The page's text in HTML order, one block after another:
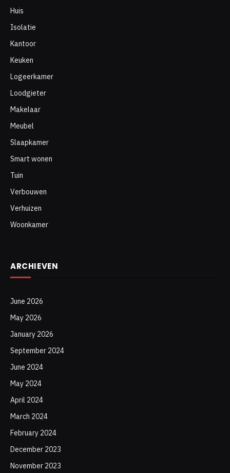
Huis
Isolatie
Kantoor
Keuken
Logeerkamer
Loodgieter
Makelaar
Meubel
Slaapkamer
Smart wonen
Tuin
Verbouwen
Verhuizen
Woonkamer
ARCHIEVEN
June 2026
May 2026
January 2026
September 2024
June 2024
May 2024
April 2024
March 2024
February 2024
December 2023
November 2023